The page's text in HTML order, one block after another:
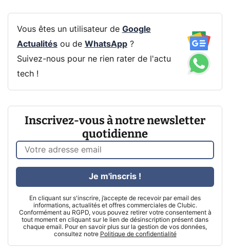
Vous êtes un utilisateur de Google
Actualitésou de WhatsApp?
Suivez-nous pour ne rien rater de l'actu
tech !
Inscrivez-vous à notre newsletter
quotidienne
En cliquant sur s'inscrire, j’accepte de recevoir par email des
informations, actualités et offres commerciales de Clubic.
Conformément au RGPD, vous pouvez retirer votre consentement à
tout moment en cliquant sur le lien de désinscription présent dans
chaque email. Pour en savoir plus sur la gestion de vos données,
consultez notre Politique de confidentialité
Je m'inscris !